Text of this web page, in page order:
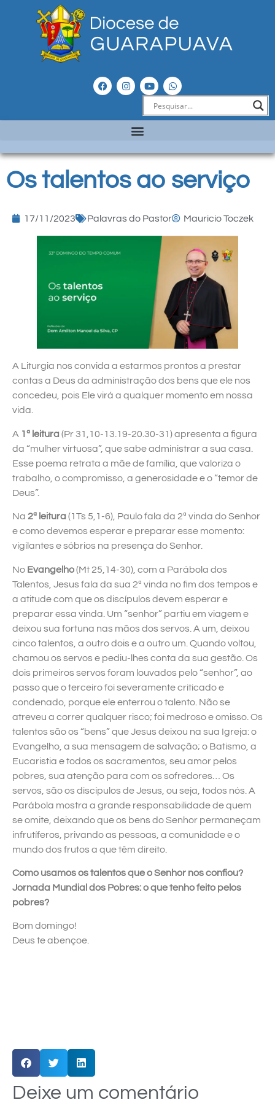
Os talentos ao serviço
17/11/2023 Palavras do Pastor Mauricio Toczek
A Liturgia nos convida a estarmos prontos a prestar
contas a Deus da administração dos bens que ele nos
concedeu, pois Ele virá a qualquer momento em nossa
vida.
A 1ª leitura (Pr 31,10-13.19-20.30-31) apresenta a figura
da “mulher virtuosa”, que sabe administrar a sua casa.
Esse poema retrata a mãe de família, que valoriza o
trabalho, o compromisso, a generosidade e o “temor de
Deus”.
Na 2ª leitura (1Ts 5,1-6), Paulo fala da 2ª vinda do Senhor
e como devemos esperar e preparar esse momento:
vigilantes e sóbrios na presença do Senhor.
No Evangelho(Mt 25,14-30), com a Parábola dos
Talentos, Jesus fala da sua 2ª vinda no fim dos tempos e
a atitude com que os discípulos devem esperar e
preparar essa vinda. Um “senhor” partiu em viagem e
deixou sua fortuna nas mãos dos servos. A um, deixou
cinco talentos, a outro dois e a outro um. Quando voltou,
chamou os servos e pediu-lhes conta da sua gestão. Os
dois primeiros servos foram louvados pelo “senhor”, ao
passo que o terceiro foi severamente criticado e
condenado, porque ele enterrou o talento. Não se
atreveu a correr qualquer risco; foi medroso e omisso. Os
talentos são os “bens” que Jesus deixou na sua Igreja: o
Evangelho, a sua mensagem de salvação; o Batismo, a
Eucaristia e todos os sacramentos, seu amor pelos
pobres, sua atenção para com os sofredores… Os
servos, são os discípulos de Jesus, ou seja, todos nós. A
Parábola mostra a grande responsabilidade de quem
se omite, deixando que os bens do Senhor permaneçam
infrutíferos, privando as pessoas, a comunidade e o
mundo dos frutos a que têm direito.
Como usamos os talentos que o Senhor nos confiou?
Jornada Mundial dos Pobres: o que tenho feito pelos
pobres?
Bom domingo!
Deus te abençoe.
Deixe um comentário